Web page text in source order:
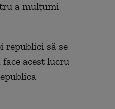
a mulțumi
republici să se
acest lucru